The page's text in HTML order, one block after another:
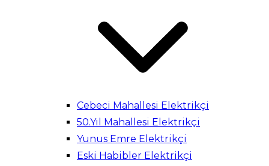
Cebeci Mahallesi Elektrikçi
50.Yıl Mahallesi Elektrikçi
Yunus Emre Elektrikçi
Eski Habibler Elektrikçi